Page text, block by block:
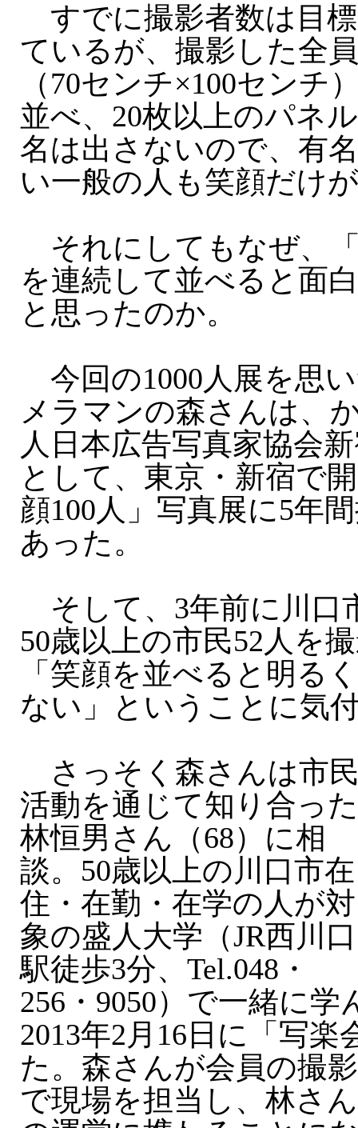
すでに撮影者数は目
ているが、撮影した全
（70センチ×100センチ
並べ、20枚以上のパネ
名は出さないので、有
い一般の人も笑顔だけ
それにしてもなぜ、
を連続して並べると面
と思ったのか。
今回の1000人展を思
メラマンの森さんは、
人日本広告写真家協会
として、東京・新宿で
顔100人」写真展に5年
あった。
そして、3年前に川口
50歳以上の市民52人を
「笑顔を並べると明る
ない」ということに気
さっそく森さんは市
活動を通じて知り合った
林恒男さん（68）に相
談。50歳以上の川口市在
住・在勤・在学の人が対
象の盛人大学（JR西川口
駅徒歩3分、Tel.048・
256・9050）で一緒に
2013年2月16日に「写楽
た。森さんが会員の撮
で現場を担当し、林さ